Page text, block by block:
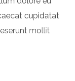
cupidatat
mollit